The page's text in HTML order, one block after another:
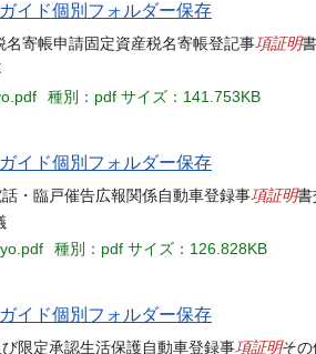
イド個別フォルダー保存
寄帳申請固定資産税名寄帳登記事項証明
種別：pdf サイズ：141.753KB
イド個別フォルダー保存
・臨戸催告広報関係自動車登録事項証明書
種別：pdf サイズ：126.828KB
イド個別フォルダー保存
限定承認生活保護自動車登録事項証明その